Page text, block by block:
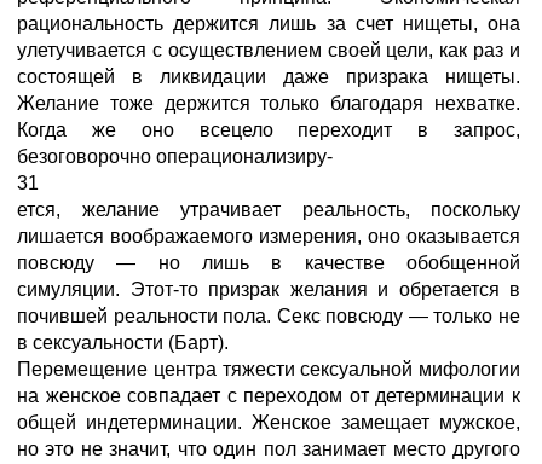
рациональность держится лишь за счет нищеты, она
улетучивается с осуществлением своей цели, как раз и
состоящей в ликвидации даже призрака нищеты.
Желание тоже держится только благодаря нехватке.
Когда же оно всецело переходит в запрос,
безоговорочно операционализиру-
31
ется, желание утрачивает реальность, поскольку
лишается воображаемого измерения, оно оказывается
повсюду — но лишь в качестве обобщенной
симуляции. Этот-то призрак желания и обретается в
почившей реальности пола. Секс повсюду — только не
в сексуальности (Барт).
Перемещение центра тяжести сексуальной мифологии
на женское совпадает с переходом от детерминации к
общей индетерминации. Женское замещает мужское,
но это не значит, что один пол занимает место другого